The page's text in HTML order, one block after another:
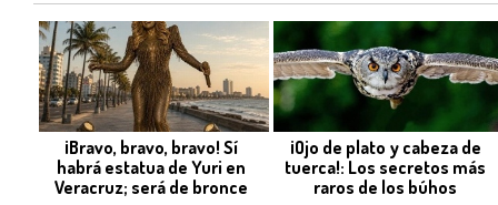
¡Bravo, bravo, bravo! Sí
habrá estatua de Yuri en
Veracruz; será de bronce
¡Ojo de plato y cabeza de
tuerca!: Los secretos más
raros de los búhos